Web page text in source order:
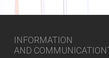
INFORMATION
AND